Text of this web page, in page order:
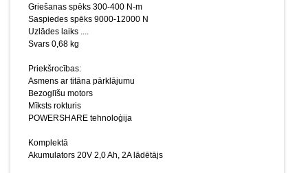
Griešanas spēks 300-400 N-m
Saspiedes spēks 9000-12000 N
Uzlādes laiks ....
Svars 0,68 kg
Priekšrocības:
Asmens ar titāna pārklājumu
Bezoglīšu motors
Mīksts rokturis
POWERSHARE tehnoloģija
Komplektā
Akumulators 20V 2,0 Ah, 2A lādētājs